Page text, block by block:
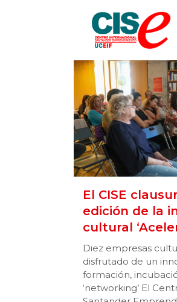
El CISE
edición de la
cultural
Diez empresas
disfrutado de un
formación,
‘networking’ El